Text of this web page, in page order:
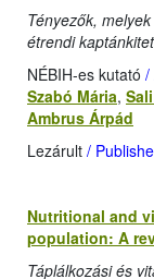
Tényezők,
étrendi
NÉBIH-es kutató /
Szabó Mária,
Ambrus Árpád
Lezárult /
Nutritional and
population: A
Táplálkozási és